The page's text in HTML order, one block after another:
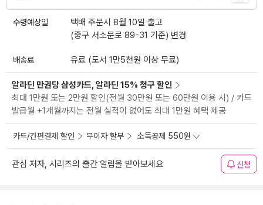
수령예상일
택배 주문시 8월 10일 출고
(중구 서소문로 89-31 기준) 변경
배송료 유료 (도서 1만5천원 이상 무료)
알라딘 만권당 삼성카드, 알라딘 15% 청구 할인
최대 1만원 또는 2만원 할인(전월 30만원 또는 60만원 이용 시) / 카드
발급월 +1개월까지는 전월 실적이 없어도 최대 1만원 혜택 제공
카드/간편결제 할인 무이자 할부 소득공제 550원
관심 저자, 시리즈의 출간 알림을 받아보세요 신청